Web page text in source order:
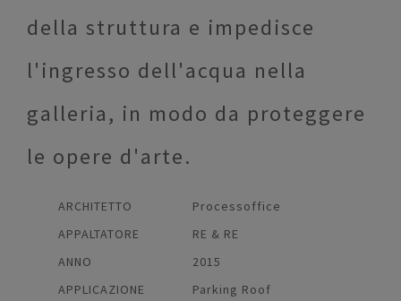
della struttura e impedisce
l'ingresso dell'acqua nella
galleria, in modo da proteggere
le opere d'arte.
ARCHITETTO
Processoffice
APPALTATORE
RE & RE
ANNO
2015
APPLICAZIONE
Parking Roof